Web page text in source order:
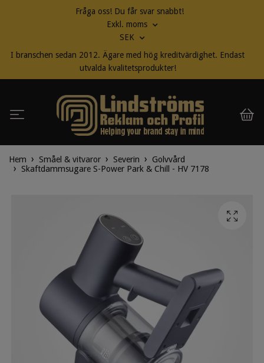
Fråga oss! Du får svar snabbt!
Exkl. moms
SEK
I branschen sedan 2012. Ägare med hög kreditvärdighet. Endast
utvalda kvalitetsprodukter!
Hem Småel & vitvaror Severin
Golvvård
Skaftdammsugare S-Power Park & Chill - HV 7178